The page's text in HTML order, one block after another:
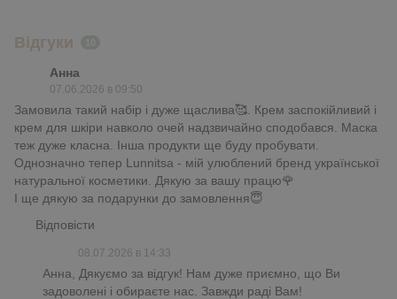
Відгуки
Анна
07.06.2026 в 09:50
Замовила такий набір і дуже щаслива🥰. Крем заспокійливий і
крем для шкіри навколо очей надзвичайно сподобався. Маска
теж дуже класна. Інша продукти ще буду пробувати.
Однозначно тепер Lunnitsa - мій улюблений бренд української
натуральної косметики. Дякую за вашу працю🌹
І ще дякую за подарунки до замовлення😇
Відповісти
08.07.2026 в 14:33
Анна, Дякуємо за відгук! Нам дуже приємно, що Ви
задоволені і обираєте нас. Завжди раді Вам!